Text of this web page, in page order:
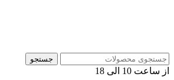
جستجو
از ساعت 10 الی 18